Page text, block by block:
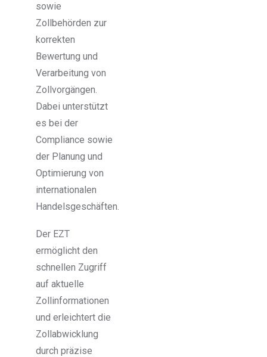
sowie
Zollbehörden zur
korrekten
Bewertung und
Verarbeitung von
Zollvorgängen.
Dabei unterstützt
es bei der
Compliance sowie
der Planung und
Optimierung von
internationalen
Handelsgeschäften.
Der EZT
ermöglicht den
schnellen Zugriff
auf aktuelle
Zollinformationen
und erleichtert die
Zollabwicklung
durch präzise